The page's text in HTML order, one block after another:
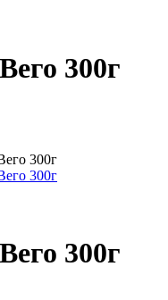
300г
300г